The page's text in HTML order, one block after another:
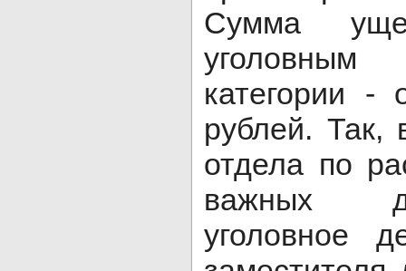
Сумма
уголовным
категории -
рублей. Так,
отдела по
важных
уголовное